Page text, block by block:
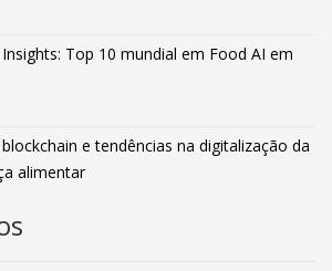
Top 10 mundial em Food AI em
e tendências na digitalização da
alimentar